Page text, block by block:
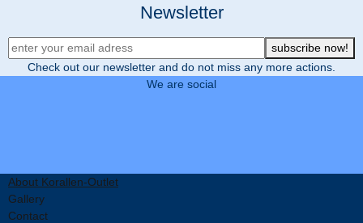
Newsletter
Newsletter Registration
subscribe now!
Check out our newsletter and do not miss any more actions.
We are social
About Korallen-Outlet
Gallery
Contact